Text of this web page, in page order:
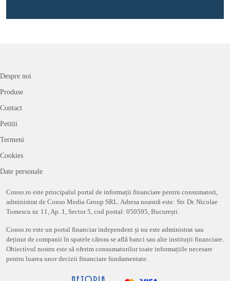
Despre noi
Produse
Contact
Petitii
Termeni
Cookies
Date personale
Conso.ro este principalul portal de informații financiare pentru consumatori,
administrat de Conso Media Group SRL. Adresa noastră este: Str. Dr. Nicolae
Tomescu nr. 11, Ap. 1, Sector 5, cod postal: 050595, București.
Conso.ro este un portal financiar independent și nu este administrat sau
deținut de companii în spatele cărora se află banci sau alte instituții financiare.
Obiectivul nostru este să oferim consumatorilor toate informațiile necesare
pentru luarea unor decizii financiare fundamentate.